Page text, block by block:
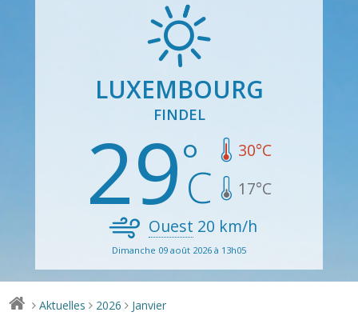
LUXEMBOURG
FINDEL
29 30°C
17°C
Ouest 20 km/h
Dimanche 09 août 2026 à 13h05
> Aktuelles > 2026 > Janvier